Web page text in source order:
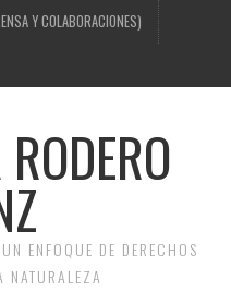
Y COLABORACIONES)
ENFOQUE DE DERECHOS
NATURALEZA